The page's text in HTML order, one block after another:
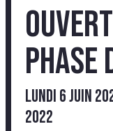
phase
lundi 6 juin
2022